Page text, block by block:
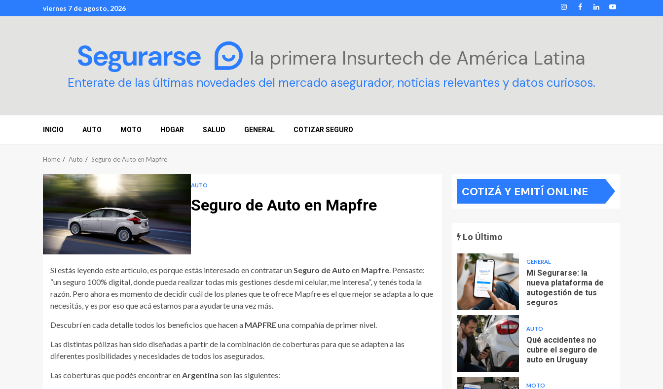
to
viernes 7 de agosto, 2026 INSTAGRAM
FACEBOOK
LINKEDIN
YOUTUBE
la primera Insurtech de América Latina
Enterate de las últimas novedades del mercado asegurador, noticias relevantes y datos curiosos.
INICIO AUTO MOTO HOGAR SALUD GENERAL COTIZAR SEGURO
Home Auto Seguro de Auto en Mapfre
AUTO
Seguro de Auto en Mapfre
Si estás leyendo este artículo, es porque estás interesado en contratar unSeguro de Auto en Mapfre. Pensaste:
“un seguro 100% digital, donde pueda realizar todas mis gestiones desde mi celular, me interesa”, y tenés toda la
razón. Pero ahora es momento de decidir cuál de los planes que te ofrece Mapfre es el que mejor se adapta a lo que
necesitás, y es por eso que acá estamos para ayudarte una vez más.
Descubrí en cada detalle todos los beneficios que hacen a MAPFREuna compañía de primer nivel.
Las distintas pólizas han sido diseñadas a partir de la combinación de coberturas para que se adapten a las
diferentes posibilidades y necesidades de todos los asegurados.
Las coberturas que podés encontrar enArgentina son las siguientes:
COTIZÁ Y EMITÍ ONLINE
Lo Último
GENERAL
Mi Segurarse: la
nueva plataforma de
autogestión de tus
seguros
AUTO
Qué accidentes no
cubre el seguro de
auto en Uruguay
MOTO